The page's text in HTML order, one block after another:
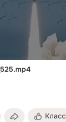
Класс